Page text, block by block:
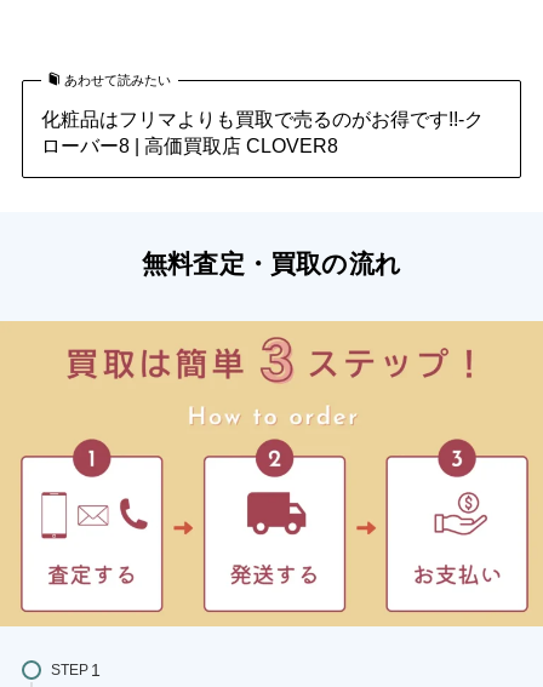
あわせて読みたい
化粧品はフリマよりも買取で売るのがお得です!!-ク
ローバー8 | 高価買取店 CLOVER8
無料査定・買取の流れ
STEP